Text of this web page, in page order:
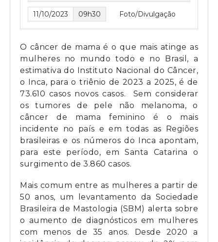
11/10/2023 09h30 Foto/Divulgação
O câncer de mama é o que mais atinge as
mulheres no mundo todo e no Brasil, a
estimativa do Instituto Nacional do Câncer,
o Inca, para o triênio de 2023 a 2025, é de
73.610 casos novos casos. Sem considerar
os tumores de pele não melanoma, o
câncer de mama feminino é o mais
incidente no país e em todas as Regiões
brasileiras e os números do Inca apontam,
para este período, em Santa Catarina o
surgimento de 3.860 casos.
Mais comum entre as mulheres a partir de
50 anos, um levantamento da Sociedade
Brasileira de Mastologia (SBM) alerta sobre
o aumento de diagnósticos em mulheres
com menos de 35 anos. Desde 2020 a